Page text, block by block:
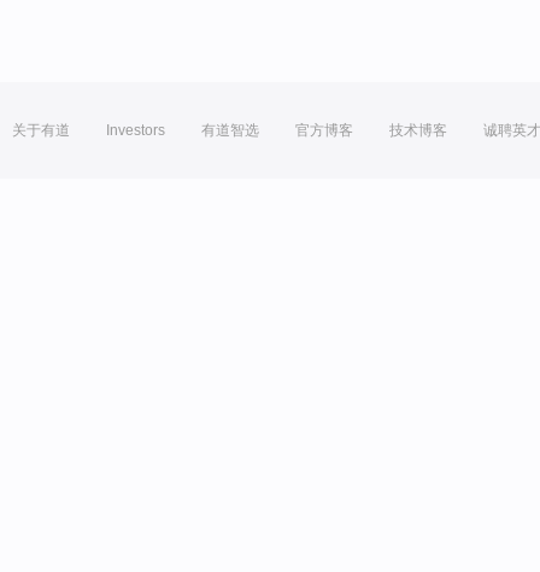
关于有道 Investors 有道智选 官方博客 技术博客 诚聘英才